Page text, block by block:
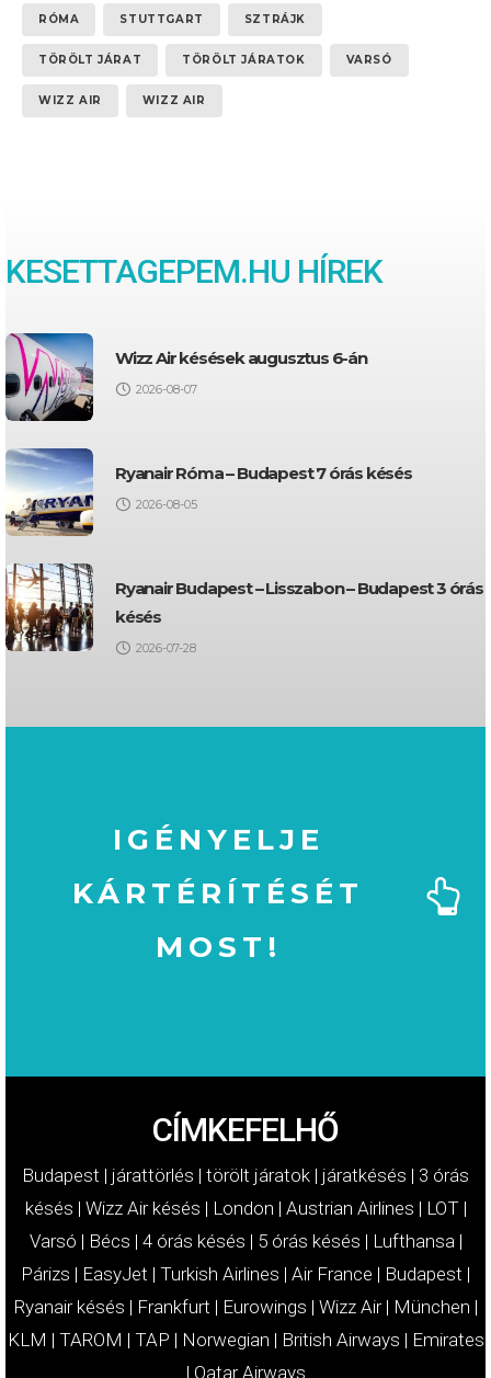
RÓMA STUTTGART SZTRÁJK
TÖRÖLT JÁRAT TÖRÖLT JÁRATOK VARSÓ
WIZZ AIR WIZZ AIR
KESETTAGEPEM.HU HÍREK
Wizz Air késések augusztus 6-án
2026-08-07
Ryanair Róma – Budapest 7 órás késés
2026-08-05
Ryanair Budapest – Lisszabon – Budapest 3 órás
késés
2026-07-28
IGÉNYELJE
KÁRTÉRÍTÉSÉT
MOST!
CÍMKEFELHŐ
Budapest | járattörlés | törölt járatok | járatkésés | 3 órás
késés | Wizz Air késés | London | Austrian Airlines | LOT|
Varsó | Bécs | 4 órás késés | 5 órás késés | Lufthansa|
Párizs | EasyJet | Turkish Airlines | Air France | Budapest |
Ryanair késés | Frankfurt | Eurowings | Wizz Air| München |
KLM | TAROM | TAP | Norwegian | British Airways | Emirates
| Qatar Airways